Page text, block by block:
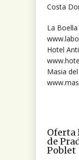
Costa
La
Hotel
Masia
Oferta
de
Poblet